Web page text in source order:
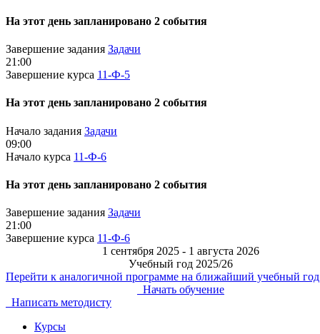
На этот день запланировано 2 события
Завершение задания Задачи
21:00
Завершение курса 11-Ф-5
На этот день запланировано 2 события
Начало задания Задачи
09:00
Начало курса 11-Ф-6
На этот день запланировано 2 события
Завершение задания Задачи
21:00
Завершение курса 11-Ф-6
1 сентября 2025 - 1 августа 2026
Учебный год 2025/26
Перейти к аналогичной программе на ближайший учебный год
Начать обучение
Написать методисту
Курсы